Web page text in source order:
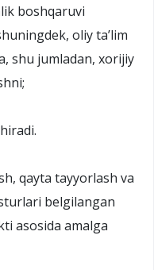
boshqaruvi
oliy ta’lim
shu jumladan, xorijiy
qayta tayyorlash va
belgilangan
asosida amalga